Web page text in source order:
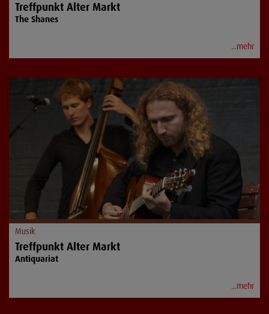
Treffpunkt Alter Markt
The Shanes
...mehr
Musik
Treffpunkt Alter Markt
Antiquariat
...mehr